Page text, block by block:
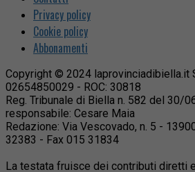
Privacy policy
Cookie policy
Abbonamenti
Copyright © 2024 laprovinciadibiella.it
02654850029 - ROC: 30818
Reg. Tribunale di Biella n. 582 del 30/
responsabile: Cesare Maia
Redazione: Via Vescovado, n. 5 -
32383 - Fax 015 31834
La testata fruisce dei contributi diretti